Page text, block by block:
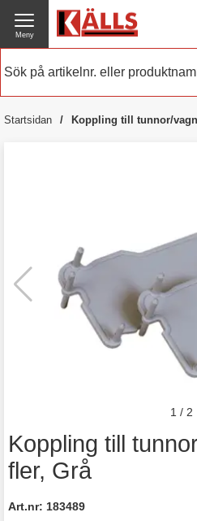
0476 - 214 80
Meny
Startsidan Koppling till tunnor/
Koppling till
fler, Grå
Art.nr: 183489
1 / 2